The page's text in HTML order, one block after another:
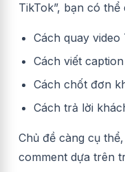
TikTok”, bạn có
Cách quay
Cách viết
Cách chốt đơn
Cách trả lời
Chủ đề càng cụ
comment dựa trên